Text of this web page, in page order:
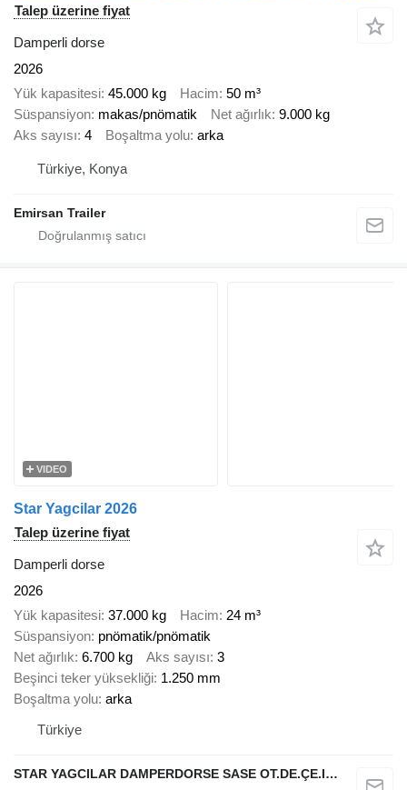
Talep üzerine fiyat
Damperli dorse
2026
Yük kapasitesi 45.000 kg Hacim 50 m³
Süspansiyon makas/pnömatik Net ağırlık 9.000 kg
Aks sayısı 4 Boşaltma yolu arka
Türkiye, Konya
Emirsan Trailer
VIDEO
Star Yagcilar 2026
Talep üzerine fiyat
Damperli dorse
2026
Yük kapasitesi 37.000 kg Hacim 24 m³
Süspansiyon pnömatik/pnömatik
Net ağırlık 6.700 kg Aks sayısı 3
Beşinci teker yüksekliği 1.250 mm
Boşaltma yolu arka
Türkiye
STAR YAGCILAR DAMPERDORSE SASE OT.DE.ÇE.IN.NA.SA.VE TIC.LTD.ŞTİ